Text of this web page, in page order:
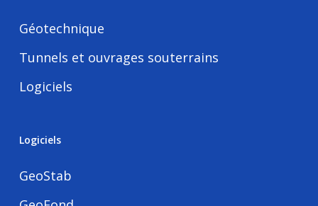
Géotechnique
Tunnels et ouvrages souterrains
Logiciels
Logiciels
GeoStab